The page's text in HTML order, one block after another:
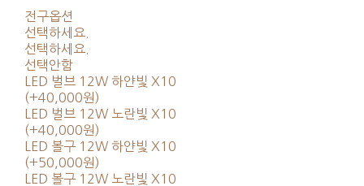
전구옵션
선택하세요.
선택하세요.
선택안함
LED 벌브 12W 하얀빛 X10
(+40,000원)
LED 벌브 12W 노란빛 X10
(+40,000원)
LED 볼구 12W 하얀빛 X10
(+50,000원)
LED 볼구 12W 노란빛 X10